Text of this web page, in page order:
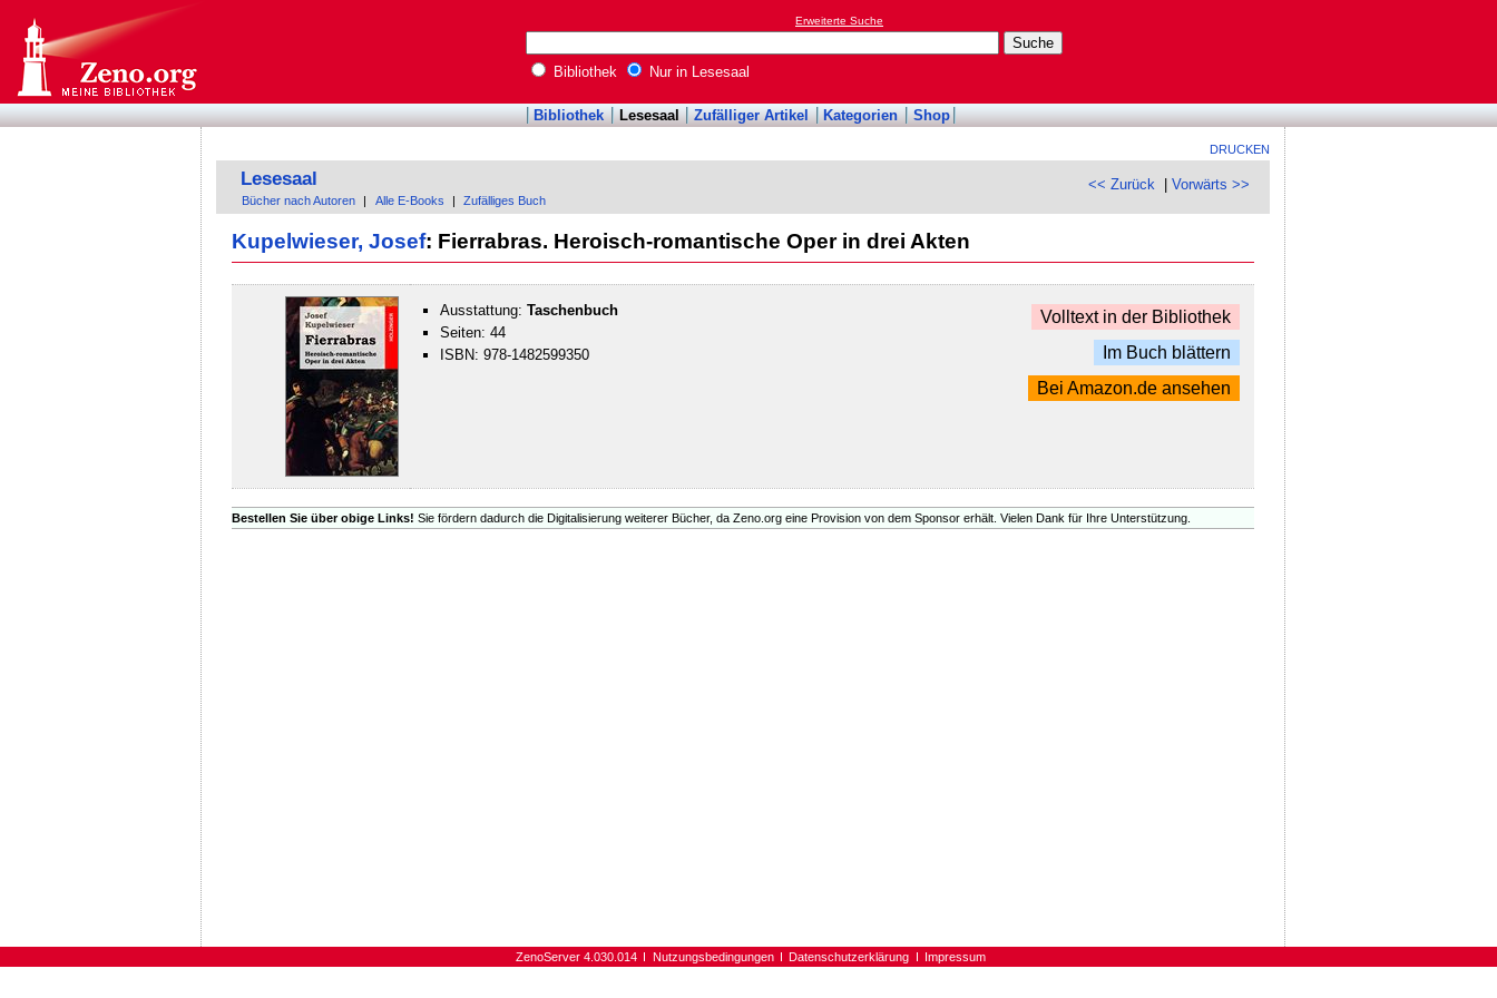
Erweiterte Suche
Bibliothek Nur in Lesesaal
Bibliothek Lesesaal Zufälliger Artikel Kategorien Shop
DRUCKEN
<< Zurück |Vorwärts >>
Lesesaal
Bücher nach Autoren Alle E-Books Zufälliges Buch
Kupelwieser, Josef: Fierrabras. Heroisch-romantische Oper in drei Akten
Ausstattung: Taschenbuch
Seiten: 44
ISBN: 978-1482599350
Volltext in der Bibliothek
Im Buch blättern
Bei Amazon.de ansehen
Bestellen Sie über obige Links! Sie fördern dadurch die Digitalisierung weiterer Bücher, da Zeno.org eine Provision von dem Sponsor erhält. Vielen Dank für Ihre Unterstützung.
ZenoServer 4.030.014 Nutzungsbedingungen Datenschutzerklärung Impressum